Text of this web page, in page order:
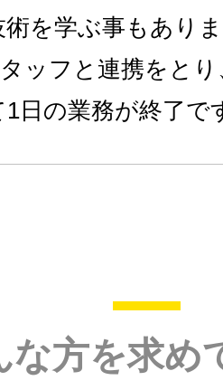
術を学ぶ事もあり
ッフと連携をと
1日の業務が終了で
んな方を求